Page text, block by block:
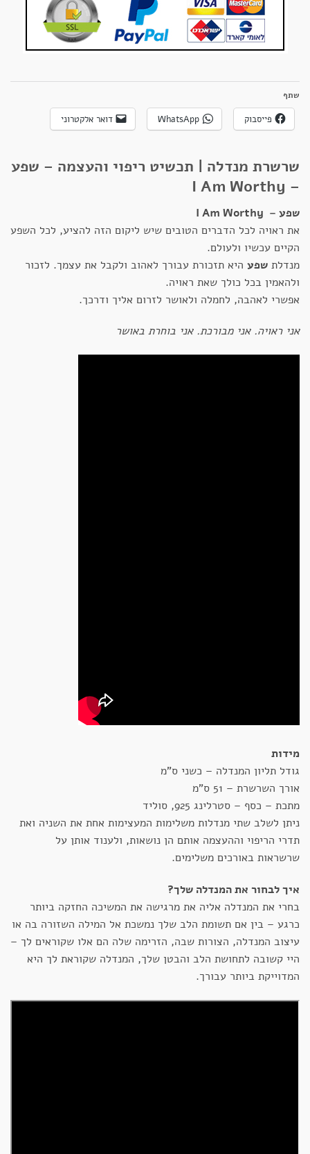
שתף
פייסבוק WhatsApp דואר אלקטרוני
שרשרת מנדלה | תכשיט ריפוי והעצמה – שפע
– I Am Worthy
שפע – I Am Worthy
את ראויה לכל הדברים הטובים שיש ליקום הזה להציע, לכל השפע
הקיים עכשיו ולעולם.
מנדלת שפע היא תזכורת עבורך לאהוב ולקבל את עצמך. לזכור
ולהאמין בכל כולך שאת ראויה.
אפשרי לאהבה, לחמלה ולאושר לזרום אליך ודרכך.
אני ראויה. אני מבורכת. אני בוחרת באושר
מידות
גודל תליון המנדלה – כשני ס"מ
אורך השרשרת – 51 ס"מ
מתכת – כסף – סטרלינג 925, סוליד
ניתן לשלב שתי מנדלות משלימות המעצימות אחת את השניה ואת
תדרי הריפוי וההעצמה אותם הן נושאות, ולענוד אותן על
שרשראות באורכים משלימים.
איך לבחור את המנדלה שלך?
בחרי את המנדלה אליה את מרגישה את המשיכה החזקה ביותר
כרגע – בין אם תשומת הלב שלך נמשכת אל המילה השזורה בה או
עיצוב המנדלה, הצורות שבה, הזרימה שלה הם אלו שקוראים לך –
היי קשובה לתחושת הלב והבטן שלך, המנדלה שקוראת לך היא
המדוייקת ביותר עבורך.